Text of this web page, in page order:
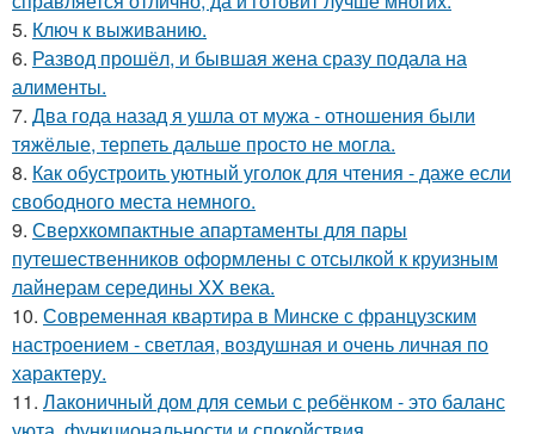
5. Ключ к выживанию.
6. Развод прошёл, и бывшая жена сразу подала на
алименты.
7. Два года назад я ушла от мужа - отношения были
тяжёлые, терпеть дальше просто не могла.
8. Как обустроить уютный уголок для чтения - даже если
свободного места немного.
9. Сверхкомпактные апартаменты для пары
путешественников оформлены с отсылкой к круизным
лайнерам середины XX века.
10. Современная квартира в Минске с французским
настроением - светлая, воздушная и очень личная по
характеру.
11. Лаконичный дом для семьи с ребёнком - это баланс